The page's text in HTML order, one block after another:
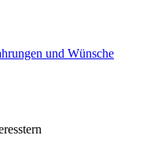
und Wünsche